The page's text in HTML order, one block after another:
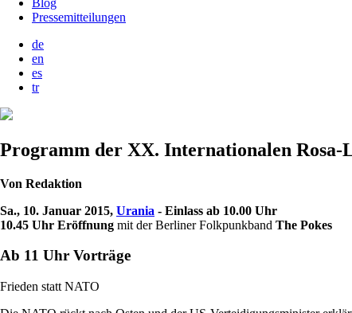
Blog
Pressemitteilungen
de
en
es
tr
Programm der XX. Internationalen
Von Redaktion
Sa., 10. Januar 2015, Urania - Einlass ab 10.00 Uhr
10.45 Uhr Eröffnung mit der Berliner Folkpunkband The Pokes
Ab 11 Uhr Vorträge
Frieden statt NATO